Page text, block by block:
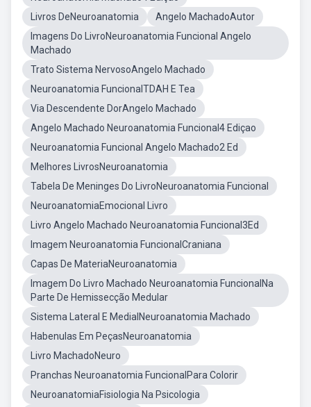
Livros DeNeuroanatomia
Angelo MachadoAutor
Imagens Do LivroNeuroanatomia Funcional Angelo
Machado
Trato Sistema NervosoAngelo Machado
Neuroanatomia FuncionalTDAH E Tea
Via Descendente DorAngelo Machado
Angelo Machado Neuroanatomia Funcional4 Ediçao
Neuroanatomia Funcional Angelo Machado2 Ed
Melhores LivrosNeuroanatomia
Tabela De Meninges Do LivroNeuroanatomia Funcional
NeuroanatomiaEmocional Livro
Livro Angelo Machado Neuroanatomia Funcional3Ed
Imagem Neuroanatomia FuncionalCraniana
Capas De MateriaNeuroanatomia
Imagem Do Livro Machado Neuroanatomia FuncionalNa
Parte De Hemissecção Medular
Sistema Lateral E MedialNeuroanatomia Machado
Habenulas Em PeçasNeuroanatomia
Livro MachadoNeuro
Pranchas Neuroanatomia FuncionalPara Colorir
NeuroanatomiaFisiologia Na Psicologia